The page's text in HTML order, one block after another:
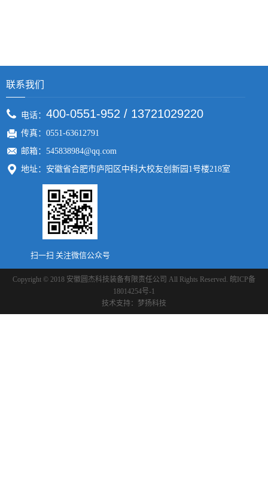
联系我们
电话： 400-0551-952 / 13721029220
传真：0551-63612791
邮箱：545838984@qq.com
地址：安徽省合肥市庐阳区中科大校友创新园1号楼218室
扫一扫 关注微信公众号
Copyright © 2018 安徽圆杰科技装备有限责任公司 All Rights Reserved. 皖ICP备
18014254号-1
技术支持： 梦扬科技